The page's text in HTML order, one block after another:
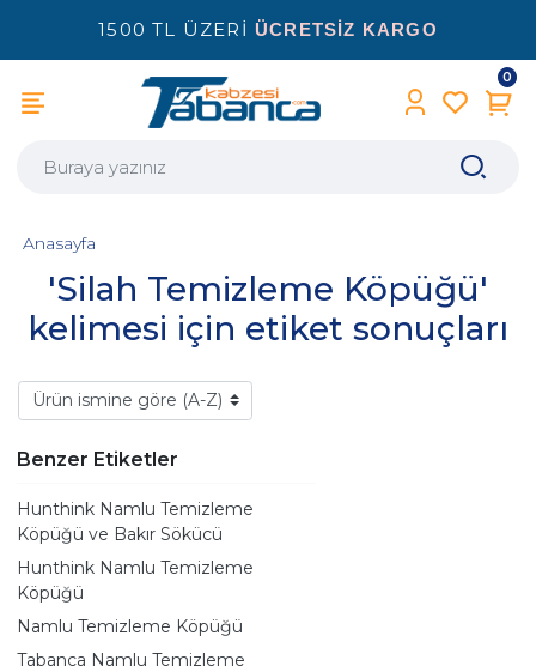
1500 TL ÜZERİ ÜCRETSİZ KARGO
0
'Silah Temizleme Köpüğü'
kelimesi için etiket sonuçları
Anasayfa
Benzer Etiketler
Hunthink Namlu Temizleme
Köpüğü ve Bakır Sökücü
Hunthink Namlu Temizleme
Köpüğü
Namlu Temizleme Köpüğü
Tabanca Namlu Temizleme